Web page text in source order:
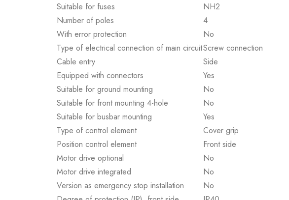
Suitable for fuses
NH2
Number of poles
4
With error protection
No
Type of electrical connection of main circuitScrew connection
Cable entry
Side
Equipped with connectors
Yes
Suitable for ground mounting
No
Suitable for front mounting 4-hole
No
Suitable for busbar mounting
Yes
Type of control element
Cover grip
Position control element
Front side
Motor drive optional
No
Motor drive integrated
No
Version as emergency stop installation
No